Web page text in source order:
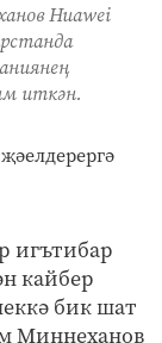
Huawei
иткән.
игътибар
кайбер
бик шат
Миңнеханов